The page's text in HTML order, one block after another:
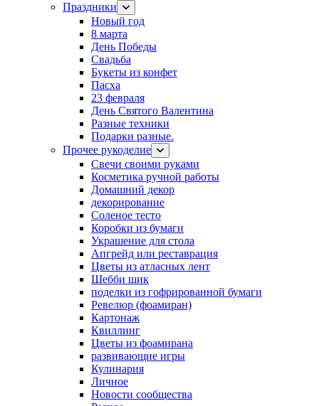
Праздники
Новый год
8 марта
День Победы
Свадьба
Букеты из конфет
Пасха
23 февраля
День Святого Валентина
Разные техники
Подарки разные.
Прочее рукоделие
Свечи своими руками
Косметика ручной работы
Домашний декор
декорирование
Соленое тесто
Коробки из бумаги
Украшение для стола
Апгрейд или реставрация
Цветы из атласных лент
Шебби шик
поделки из гофрированной бумаги
Ревелюр (фоамиран)
Картонаж
Квиллинг
Цветы из фоамирана
развивающие игры
Кулинария
Личное
Новости сообщества